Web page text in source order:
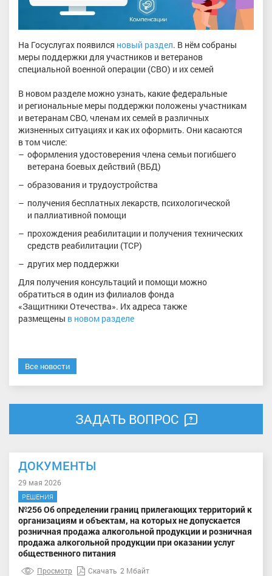
На Госуслугах появился новый раздел. В нём собраны
меры поддержки для участников и ветеранов
специальной военной операции (СВО) и их семей
В новом разделе можно узнать, какие федеральные
и региональные меры поддержки положены участникам
и ветеранам СВО, членам их семей в различных
жизненных ситуациях и как их оформить. Они касаются
в том числе:
оформления удостоверения члена семьи погибшего
ветерана боевых действий (ВБД)
образования и трудоустройства
получения бесплатных лекарств, психологической
и паллиативной помощи
прохождения реабилитации и получения технических
средств реабилитации (ТСР)
других мер поддержки
Для получения консультаций и помощи можно
обратиться в один из филиалов фонда
«Защитники Отечества». Их адреса также
размещены в новом разделе
Все новости
ЗАДАТЬ ВОПРОС
ДОКУМЕНТЫ
29 мая 2026
РЕШЕНИЯ
№256 Об определении границ прилегающих территорий к
организациям и объектам, на которых не допускается
розничная продажа алкогольной продукции и розничная
продажа алкогольной продукции при оказании услуг
общественного питания
Просмотр Скачать 2 Мбайт